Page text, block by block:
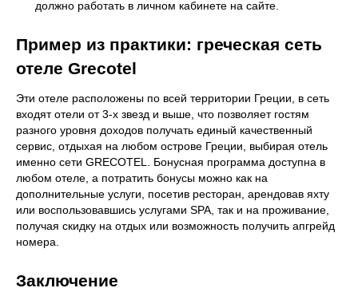
должно работать в личном кабинете на сайте.
Пример из практики: греческая сеть
отеле Grecotel
Эти отеле расположены по всей территории Греции, в сеть
входят отели от 3-х звезд и выше, что позволяет гостям
разного уровня доходов получать единый качественный
сервис, отдыхая на любом острове Греции, выбирая отель
именно сети GRECOTEL. Бонусная программа доступна в
любом отеле, а потратить бонусы можно как на
дополнительные услуги, посетив ресторан, арендовав яхту
или воспользовавшись услугами SPA, так и на проживание,
получая скидку на отдых или возможность получить апгрейд
номера.
Заключение